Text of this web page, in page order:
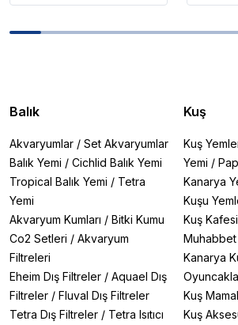
Balık
Akvaryumlar / Set Akvaryumlar
Balık Yemi / Cichlid Balık Yemi
Tropical Balık Yemi / Tetra
Yemi
Akvaryum Kumları / Bitki Kumu
Co2 Setleri / Akvaryum
Filtreleri
Eheim Dış Filtreler / Aquael Dış
Filtreler / Fluval Dış Filtreler
Tetra Dış Filtreler / Tetra Isıtıcı
Kuş
Kuş
Yemi /
Kanarya
Kuşu
Kuş Kafesi
Kanarya
Kuş
Kuş